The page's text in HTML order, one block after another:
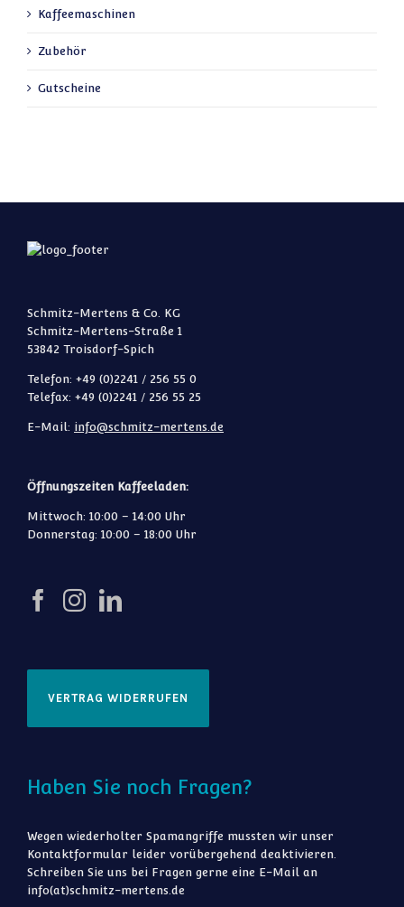
Kaffeemaschinen
Zubehör
Gutscheine
Schmitz-Mertens & Co. KG
Schmitz-Mertens-Straße 1
53842 Troisdorf-Spich
Telefon: +49 (0)2241 / 256 55 0
Telefax: +49 (0)2241 / 256 55 25
E-Mail: info@schmitz-mertens.de
Öffnungszeiten Kaffeeladen:
Mittwoch: 10:00 – 14:00 Uhr
Donnerstag: 10:00 – 18:00 Uhr
VERTRAG WIDERRUFEN
Haben Sie noch Fragen?
Wegen wiederholter Spamangriffe mussten wir unser
Kontaktformular leider vorübergehend deaktivieren.
Schreiben Sie uns bei Fragen gerne eine E-Mail an
info(at)schmitz-mertens.de